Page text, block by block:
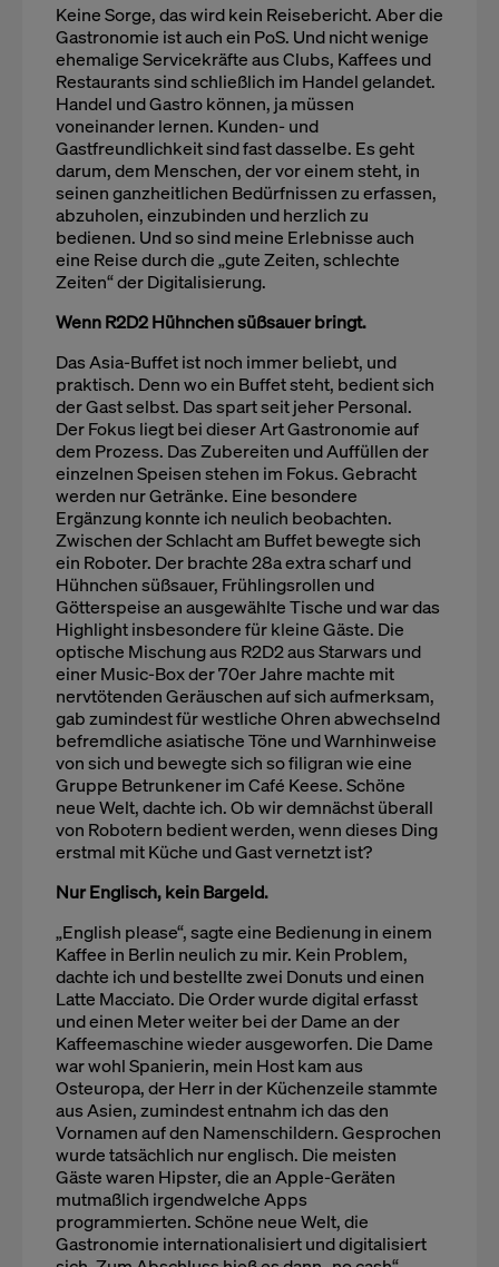
Keine Sorge, das wird kein Reisebericht. Aber die
Gastronomie ist auch ein PoS. Und nicht wenige
ehemalige Servicekräfte aus Clubs, Kaffees und
Restaurants sind schließlich im Handel gelandet.
Handel und Gastro können, ja müssen
voneinander lernen. Kunden- und
Gastfreundlichkeit sind fast dasselbe. Es geht
darum, dem Menschen, der vor einem steht, in
seinen ganzheitlichen Bedürfnissen zu erfassen,
abzuholen, einzubinden und herzlich zu
bedienen. Und so sind meine Erlebnisse auch
eine Reise durch die „gute Zeiten, schlechte
Zeiten“ der Digitalisierung.
Wenn R2D2 Hühnchen süßsauer bringt.
Das Asia-Buffet ist noch immer beliebt, und
praktisch. Denn wo ein Buffet steht, bedient sich
der Gast selbst. Das spart seit jeher Personal.
Der Fokus liegt bei dieser Art Gastronomie auf
dem Prozess. Das Zubereiten und Auffüllen der
einzelnen Speisen stehen im Fokus. Gebracht
werden nur Getränke. Eine besondere
Ergänzung konnte ich neulich beobachten.
Zwischen der Schlacht am Buffet bewegte sich
ein Roboter. Der brachte 28a extra scharf und
Hühnchen süßsauer, Frühlingsrollen und
Götterspeise an ausgewählte Tische und war das
Highlight insbesondere für kleine Gäste. Die
optische Mischung aus R2D2 aus Starwars und
einer Music-Box der 70er Jahre machte mit
nervtötenden Geräuschen auf sich aufmerksam,
gab zumindest für westliche Ohren abwechselnd
befremdliche asiatische Töne und Warnhinweise
von sich und bewegte sich so filigran wie eine
Gruppe Betrunkener im Café Keese. Schöne
neue Welt, dachte ich. Ob wir demnächst überall
von Robotern bedient werden, wenn dieses Ding
erstmal mit Küche und Gast vernetzt ist?
Nur Englisch, kein Bargeld.
„English please“, sagte eine Bedienung in einem
Kaffee in Berlin neulich zu mir. Kein Problem,
dachte ich und bestellte zwei Donuts und einen
Latte Macciato. Die Order wurde digital erfasst
und einen Meter weiter bei der Dame an der
Kaffeemaschine wieder ausgeworfen. Die Dame
war wohl Spanierin, mein Host kam aus
Osteuropa, der Herr in der Küchenzeile stammte
aus Asien, zumindest entnahm ich das den
Vornamen auf den Namenschildern. Gesprochen
wurde tatsächlich nur englisch. Die meisten
Gäste waren Hipster, die an Apple-Geräten
mutmaßlich irgendwelche Apps
programmierten. Schöne neue Welt, die
Gastronomie internationalisiert und digitalisiert